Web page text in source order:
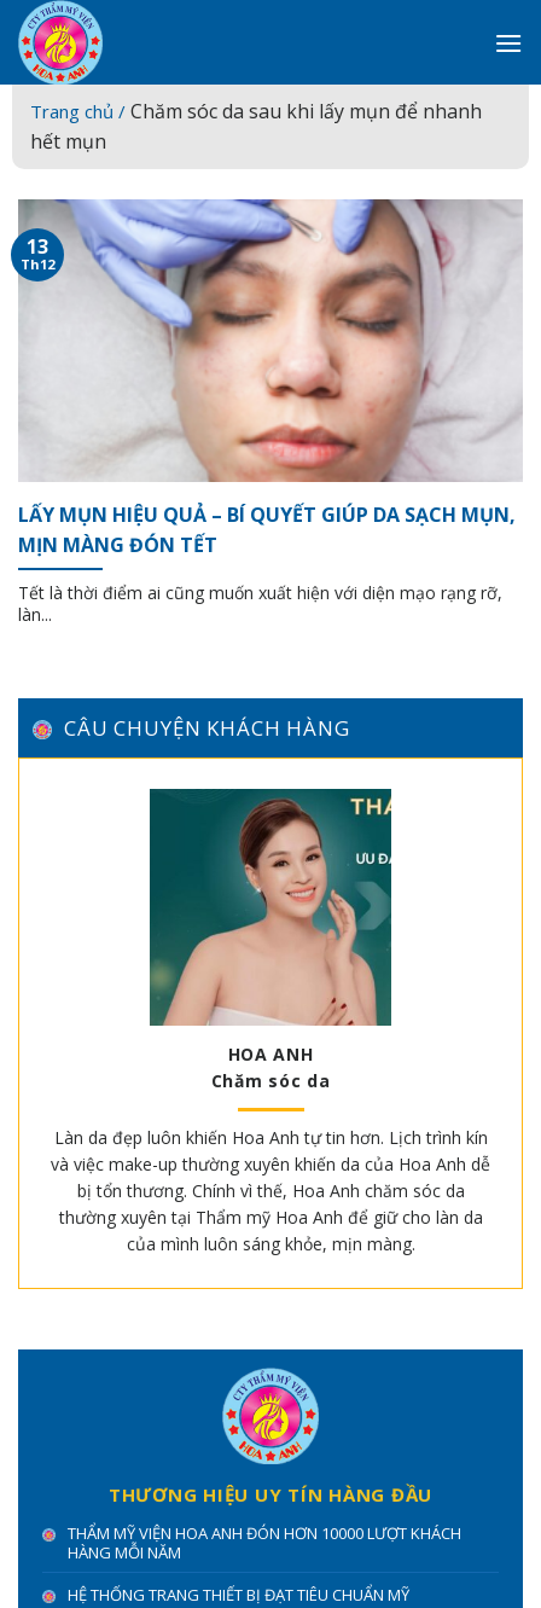
Skip
to
content
Trang chủ / Chăm sóc da sau khi lấy mụn để nhanh
hết mụn
LẤY MỤN HIỆU QUẢ – BÍ QUYẾT GIÚP DA SẠCH MỤN,
MỊN MÀNG ĐÓN TẾT
Tết là thời điểm ai cũng muốn xuất hiện với diện mạo rạng rỡ,
làn...
13
Th12
CÂU CHUYỆN KHÁCH HÀNG
HOA ANH
Chăm sóc da
Làn da đẹp luôn khiến Hoa Anh tự tin hơn. Lịch trình kín
và việc make-up thường xuyên khiến da của Hoa Anh dễ
bị tổn thương. Chính vì thế, Hoa Anh chăm sóc da
thường xuyên tại Thẩm mỹ Hoa Anh để giữ cho làn da
của mình luôn sáng khỏe, mịn màng.
THƯƠNG HIỆU UY TÍN HÀNG ĐẦU
THẨM MỸ VIỆN HOA ANH ĐÓN HƠN 10000 LƯỢT KHÁCH
HÀNG MỖI NĂM
HỆ THỐNG TRANG THIẾT BỊ ĐẠT TIÊU CHUẨN MỸ